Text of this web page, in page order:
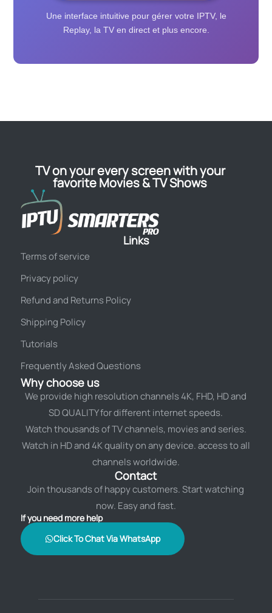
Une interface intuitive pour gérer votre IPTV, le
Replay, la TV en direct et plus encore.
TV on your every screen with your
favorite Movies & TV Shows
Links
Terms of service
Privacy policy
Refund and Returns Policy
Shipping Policy
Tutorials
Frequently Asked Questions
Why choose us
We provide high resolution channels 4K, FHD, HD and
SD QUALITY for different internet speeds.
Watch thousands of TV channels, movies and series.
Watch in HD and 4K quality on any device. access to all
channels worldwide.
Contact
Join thousands of happy customers. Start watching
now. Easy and fast.
If you need more help
Click To Chat Via WhatsApp